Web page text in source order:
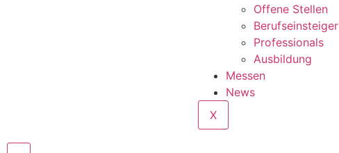
Offene Stellen
Berufseinsteiger
Professionals
Ausbildung
Messen
News
X